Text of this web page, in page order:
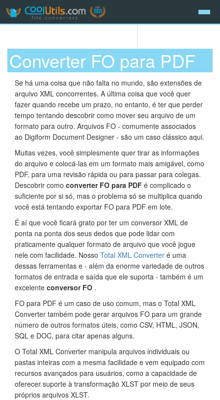
Converter FO para PDF
Se há uma coisa que não falta no mundo, são extensões de
arquivo XML concorrentes. A última coisa que você quer
fazer quando recebe um prazo, no entanto, é ter que perder
tempo tentando descobrir como mover seu arquivo de um
formato para outro. Arquivos FO - comumente associados
ao Digiform Document Designer - são um caso clássico aqui.
Muitas vezes, você simplesmente quer tirar as informações
do arquivo e colocá-las em um formato mais amigável, como
PDF, para uma revisão rápida ou para passar para colegas.
Descobrir como converter FO para PDF é complicado o
suficiente por si só, mas o problema só se multiplica quando
você está tentando exportar FO para PDF em lote.
É aí que você ficará grato por ter um conversor XML de
ponta na ponta dos seus dedos que pode lidar com
praticamente qualquer formato de arquivo que você jogue
nele com facilidade. Nosso Total XML Converter é uma
dessas ferramentas e - além da enorme variedade de outros
formatos de entrada e saída que ele suporta - também é um
excelente conversor FO .
FO para PDF é um caso de uso comum, mas o Total XML
Converter também pode gerar arquivos FO para um grande
número de outros formatos úteis, como CSV, HTML, JSON,
SQL e DOC, para citar apenas alguns.
O Total XML Converter manipula arquivos individuais ou
pastas inteiras com a mesma facilidade e vem equipado com
recursos avançados para usuários, como a capacidade de
oferecer suporte à transformação XLST por meio de seus
próprios arquivos XLST.